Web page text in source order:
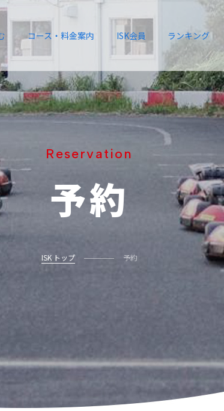
コース・料金案内 ISK会員 ランキング
Reservation
予約
ISK トップ 予約